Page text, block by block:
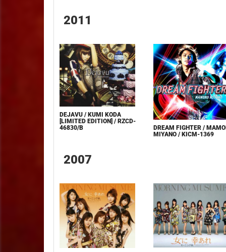
2011
DEJAVU / KUMI KODA
[LIMITED EDITION] / RZCD-
46830/B
DREAM FIGHTER /
MIYANO / KICM-1369
2007